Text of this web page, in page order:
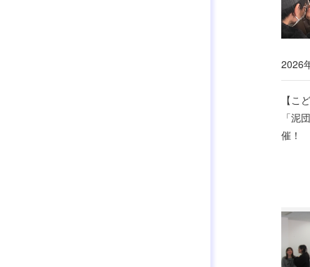
2026
【こ
「泥
催！